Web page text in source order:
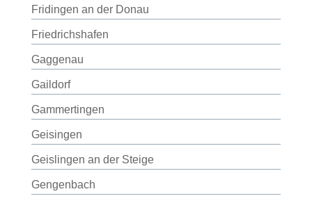
Fridingen an der Donau
Friedrichshafen
Gaggenau
Gaildorf
Gammertingen
Geisingen
Geislingen an der Steige
Gengenbach